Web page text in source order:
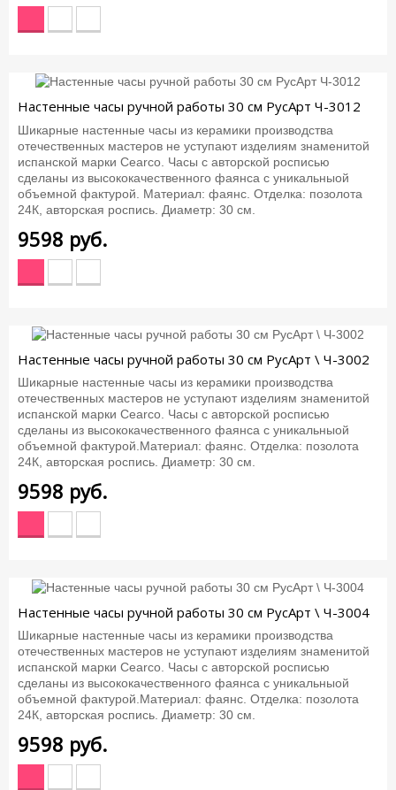
Настенные часы ручной работы 30 см РусАрт Ч-3012
Шикарные настенные часы из керамики производства
отечественных мастеров не уступают изделиям знаменитой
испанской марки Cearco. Часы с авторской росписью
сделаны из высококачественного фаянса с уникальныой
объемной фактурой. Материал: фаянс. Отделка: позолота
24К, авторская роспись. Диаметр: 30 см.
9598 руб.
Настенные часы ручной работы 30 см РусАрт \ Ч-3002
Шикарные настенные часы из керамики производства
отечественных мастеров не уступают изделиям знаменитой
испанской марки Cearco. Часы с авторской росписью
сделаны из высококачественного фаянса с уникальныой
объемной фактурой.Материал: фаянс. Отделка: позолота
24К, авторская роспись. Диаметр: 30 см.
9598 руб.
Настенные часы ручной работы 30 см РусАрт \ Ч-3004
Шикарные настенные часы из керамики производства
отечественных мастеров не уступают изделиям знаменитой
испанской марки Cearco. Часы с авторской росписью
сделаны из высококачественного фаянса с уникальныой
объемной фактурой.Материал: фаянс. Отделка: позолота
24К, авторская роспись. Диаметр: 30 см.
9598 руб.